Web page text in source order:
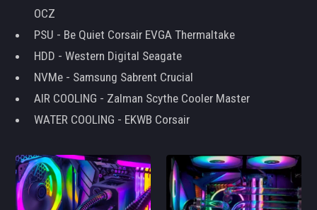
OCZ
PSU - Be Quiet Corsair EVGA Thermaltake
HDD - Western Digital Seagate
NVMe - Samsung Sabrent Crucial
AIR COOLING - Zalman Scythe Cooler Master
WATER COOLING - EKWB Corsair